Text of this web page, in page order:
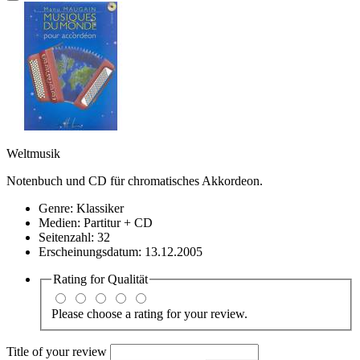
Weltmusik
Notenbuch und CD für chromatisches Akkordeon.
Genre: Klassiker
Medien: Partitur + CD
Seitenzahl: 32
Erscheinungsdatum: 13.12.2005
Rating forQualität
Please choose a rating for your review.
Title of your review